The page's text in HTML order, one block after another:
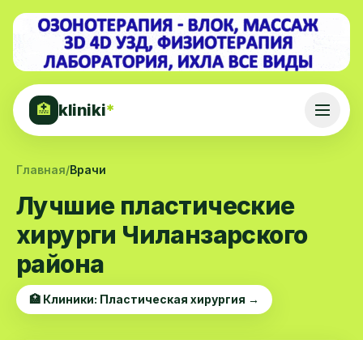
🏥 kliniki*
Главная/Врачи
Лучшие пластические
хирурги Чиланзарского
района
🏥 Клиники: Пластическая хирургия →